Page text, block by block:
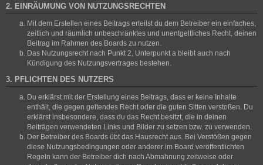
2. EINRÄUMUNG VON NUTZUNGSRECHTEN
Mit dem Erstellen eines Beitrags erteilst du dem Betreiber ein einfaches,
zeitlich und räumlich unbeschränktes und unentgeltliches Recht, deinen
Beitrag im Rahmen des Boards zu nutzen.
Das Nutzungsrecht nach Punkt 2, Unterpunkt a bleibt auch nach
Kündigung des Nutzungsvertrages bestehen.
3. PFLICHTEN DES NUTZERS
Du erklärst mit der Erstellung eines Beitrags, dass er keine Inhalte
enthält, die gegen geltendes Recht oder die guten Sitten verstoßen. Du
erklärst insbesondere, dass du das Recht besitzt, die in deinen
Beiträgen verwendeten Links und Bilder zu setzen bzw. zu verwenden.
Der Betreiber des Boards übt das Hausrecht aus. Bei Verstößen gegen
diese Nutzungsbedingungen oder anderer im Board veröffentlichten
Regeln kann der Betreiber dich nach Abmahnung zeitweise oder